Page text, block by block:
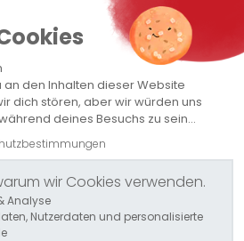
den Inhalten dieser Website
dich stören, aber wir würden uns
deines Besuchs zu sein...
wir Cookies verwenden.
Analyse
Nutzerdaten und personalisierte
-
Alle Rechte